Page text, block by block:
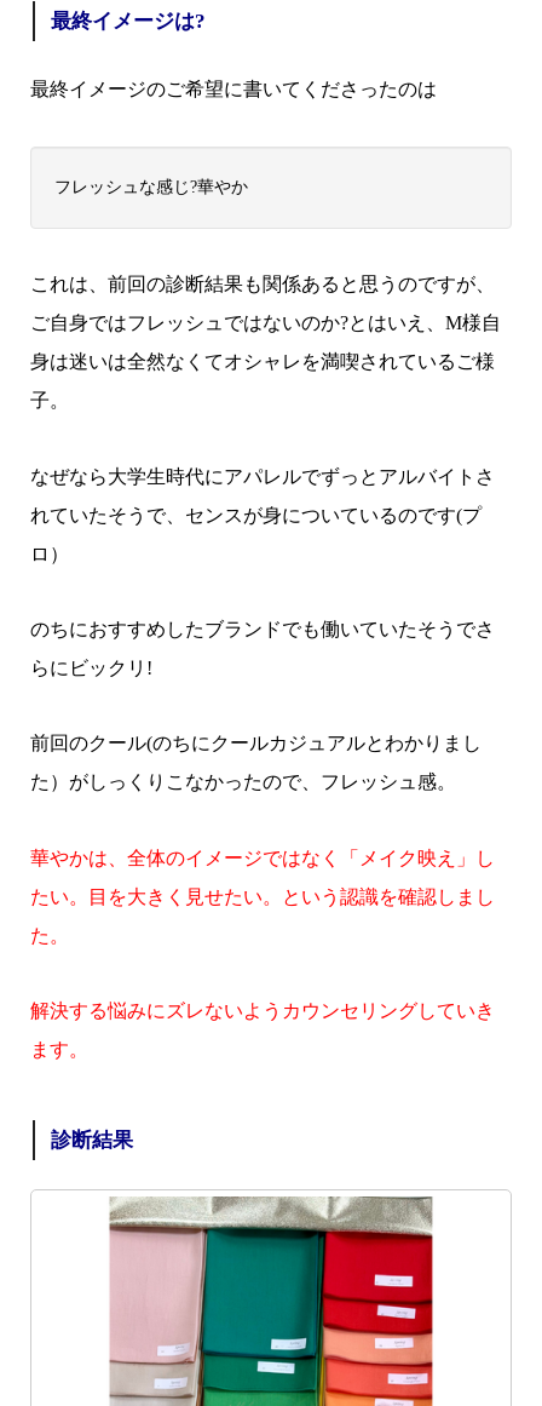
最終イメージは?
最終イメージのご希望に書いてくださったのは
フレッシュな感じ?華やか
これは、前回の診断結果も関係あると思うのですが、
ご自身ではフレッシュではないのか?とはいえ、M様自
身は迷いは全然なくてオシャレを満喫されているご様
子。
なぜなら大学生時代にアパレルでずっとアルバイトさ
れていたそうで、センスが身についているのです(プ
ロ）
のちにおすすめしたブランドでも働いていたそうでさ
らにビックリ!
前回のクール(のちにクールカジュアルとわかりまし
た）がしっくりこなかったので、フレッシュ感。
華やかは、全体のイメージではなく「メイク映え」し
たい。
目を大きく見せたい。という認識を確認しまし
た。
解決する悩みにズレないようカウンセリングしていき
ます。
診断結果